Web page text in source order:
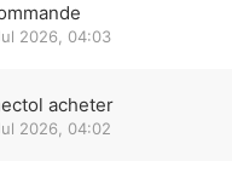
2026, 04:03
acheter
2026, 04:02